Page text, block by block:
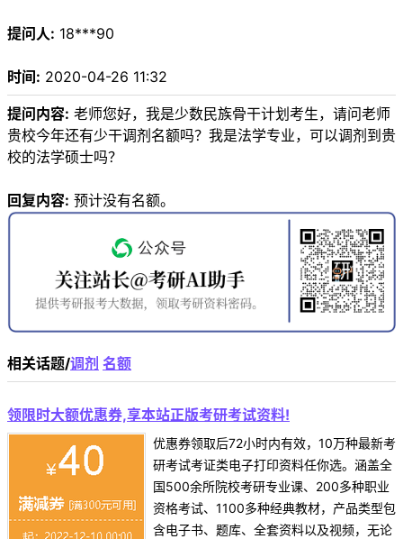
提问人: 18***90
时间: 2020-04-26 11:32
提问内容: 老师您好，我是少数民族骨干计划考生，请问老师
贵校今年还有少干调剂名额吗？我是法学专业，可以调剂到贵
校的法学硕士吗？
回复内容: 预计没有名额。
相关话题/调剂 名额
领限时大额优惠券,享本站正版考研考试资料!
优惠券领取后72小时内有效，10万种最新考
研考试考证类电子打印资料任你选。涵盖全
国500余所院校考研专业课、200多种职业
资格考试、1100多种经典教材，产品类型包
含电子书、题库、全套资料以及视频，无论